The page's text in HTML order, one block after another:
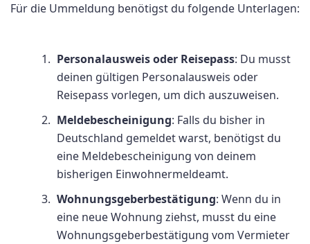
Für die Ummeldung benötigst du folgende Unterlagen:
Personalausweis oder Reisepass: Du musst
deinen gültigen Personalausweis oder
Reisepass vorlegen, um dich auszuweisen.
Meldebescheinigung: Falls du bisher in
Deutschland gemeldet warst, benötigst du
eine Meldebescheinigung von deinem
bisherigen Einwohnermeldeamt.
Wohnungsgeberbestätigung: Wenn du in
eine neue Wohnung ziehst, musst du eine
Wohnungsgeberbestätigung vom Vermieter